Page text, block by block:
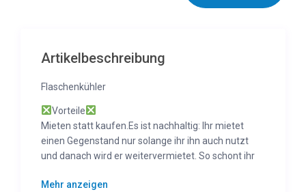
Artikelbeschreibung
Flaschenkühler
Vorteile
Mieten statt kaufen.Es ist nachhaltig: Ihr mietet
einen Gegenstand nur solange ihr ihn auch nutzt
und danach wird er weitervermietet. So schont ihr
Mehr anzeigen